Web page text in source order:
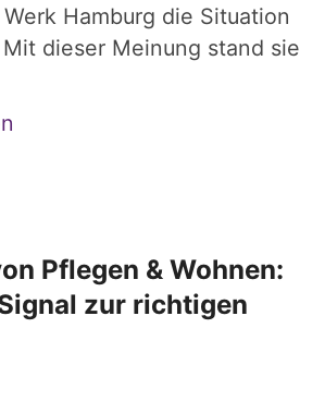
Hamburg die Situation
dieser Meinung stand sie
Pflegen & Wohnen:
zur richtigen